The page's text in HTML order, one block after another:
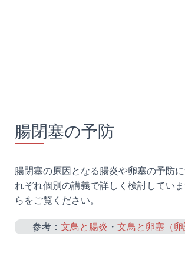
腸閉塞の予防
腸閉塞の原因となる腸炎や卵塞の予防
れぞれ個別の講義で詳しく検討してい
らをご覧ください。
参考： 文鳥と腸炎 ・ 文鳥と卵塞（卵